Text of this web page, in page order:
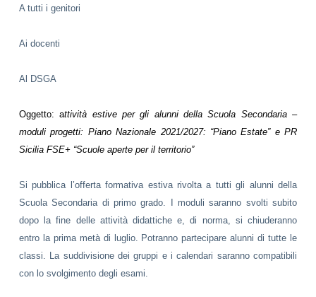
A tutti i genitori
Ai docenti
Al DSGA
Oggetto:attività estiveper gli alunni dellaScuola Secondaria–
moduli progetti: Piano Nazionale 2021/2027: “Piano Estate” e PR
Sicilia FSE+ “Scuole aperte per il territorio”
Si pubblica l’offerta formativa estiva rivolta a tutti gli alunni della
Scuola Secondaria di primo grado. I moduli saranno svolti subito
dopo la fine delle attività didattiche e, di norma, si chiuderanno
entro la prima metà di luglio. Potranno partecipare alunni di tutte le
classi. La suddivisione dei gruppi e i calendari saranno compatibili
con lo svolgimento degli esami.